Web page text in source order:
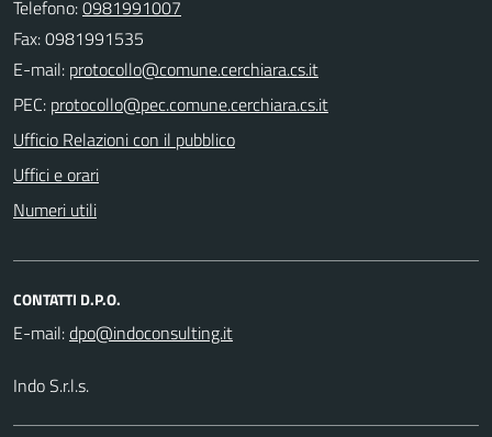
Telefono:0981991007
Fax: 0981991535
E-mail:
PEC:
Ufficio Relazioni con il pubblico
Uffici e orari
Numeri utili
CONTATTI D.P.O.
E-mail:
Indo S.r.l.s.